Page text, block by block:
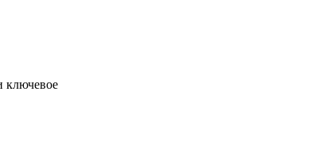
ключевое